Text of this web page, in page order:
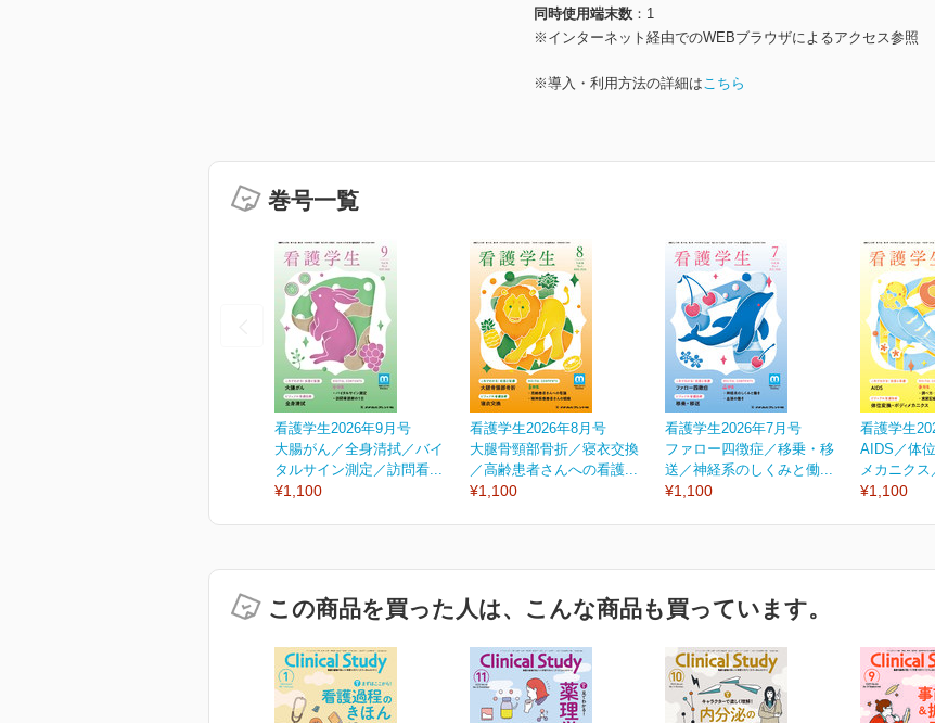
同時使用端末数
1
※インターネット経由でのWEBブラウザによるアクセス参照
※導入・利用方法の詳細はこちら
巻号一覧
看護学生2026年9月号
大腸がん／全身清拭／バイ
タルサイン測定／訪問看...
¥1,100
看護学生2026年8月号
大腿骨頸部骨折／寝衣交換
／高齢患者さんへの看護...
¥1,100
看護学生2026年7月号
ファロー四徴症／移乗・移
送／神経系のしくみと働...
¥1,100
看護学生
AIDS／体
メカニク
¥1,100
この商品を買った人は、こんな商品も買っています。